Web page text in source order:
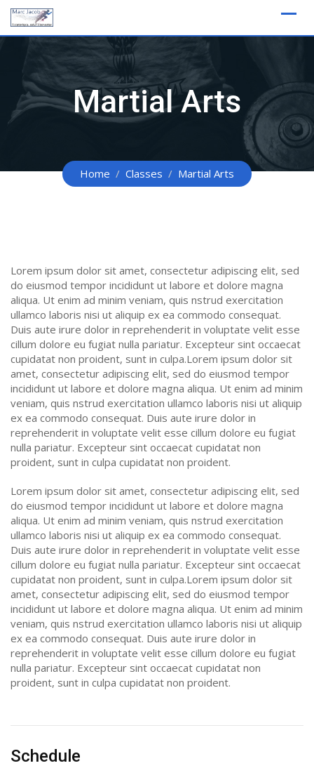
Skip
content
Martial Arts
Home Classes Martial Arts
Lorem ipsum dolor sit amet, consectetur adipiscing elit, sed
do eiusmod tempor incididunt ut labore et dolore magna
aliqua. Ut enim ad minim veniam, quis nstrud exercitation
ullamco laboris nisi ut aliquip ex ea commodo consequat.
Duis aute irure dolor in reprehenderit in voluptate velit esse
cillum dolore eu fugiat nulla pariatur. Excepteur sint occaecat
cupidatat non proident, sunt in culpa.Lorem ipsum dolor sit
amet, consectetur adipiscing elit, sed do eiusmod tempor
incididunt ut labore et dolore magna aliqua. Ut enim ad minim
veniam, quis nstrud exercitation ullamco laboris nisi ut aliquip
ex ea commodo consequat. Duis aute irure dolor in
reprehenderit in voluptate velit esse cillum dolore eu fugiat
nulla pariatur. Excepteur sint occaecat cupidatat non
proident, sunt in culpa cupidatat non proident.
Lorem ipsum dolor sit amet, consectetur adipiscing elit, sed
do eiusmod tempor incididunt ut labore et dolore magna
aliqua. Ut enim ad minim veniam, quis nstrud exercitation
ullamco laboris nisi ut aliquip ex ea commodo consequat.
Duis aute irure dolor in reprehenderit in voluptate velit esse
cillum dolore eu fugiat nulla pariatur. Excepteur sint occaecat
cupidatat non proident, sunt in culpa.Lorem ipsum dolor sit
amet, consectetur adipiscing elit, sed do eiusmod tempor
incididunt ut labore et dolore magna aliqua. Ut enim ad minim
veniam, quis nstrud exercitation ullamco laboris nisi ut aliquip
ex ea commodo consequat. Duis aute irure dolor in
reprehenderit in voluptate velit esse cillum dolore eu fugiat
nulla pariatur. Excepteur sint occaecat cupidatat non
proident, sunt in culpa cupidatat non proident.
Schedule